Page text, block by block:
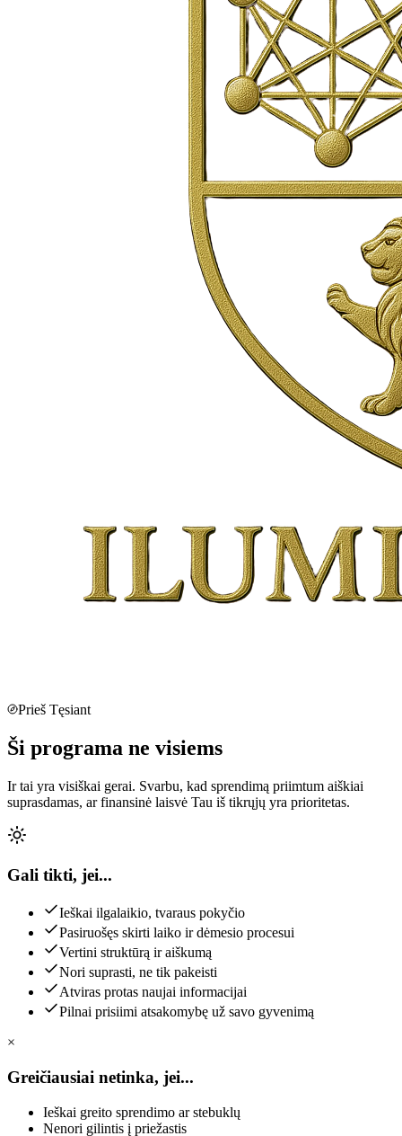
Prieš Tęsiant
Ši programa ne visiems
Ir tai yra visiškai gerai. Svarbu, kad sprendimą priimtum aiškiai
suprasdamas, ar finansinė laisvė Tau iš tikrųjų yra prioritetas.
Gali tikti, jei...
Ieškai ilgalaikio, tvaraus pokyčio
Pasiruošęs skirti laiko ir dėmesio procesui
Vertini struktūrą ir aiškumą
Nori suprasti, ne tik pakeisti
Atviras protas naujai informacijai
Pilnai prisiimi atsakomybę už savo gyvenimą
×
Greičiausiai netinka, jei...
Ieškai greito sprendimo ar stebuklų
Nenori gilintis į priežastis